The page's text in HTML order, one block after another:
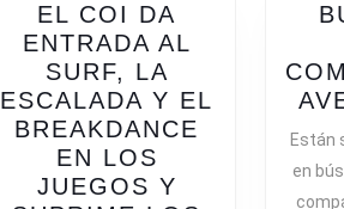
EL COI DA
ENTRADA AL
SURF, LA
ESCALADA Y EL
BREAKDANCE
EN LOS
JUEGOS Y
Están
en